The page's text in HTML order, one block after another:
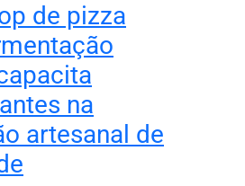
de pizza
na
artesanal de